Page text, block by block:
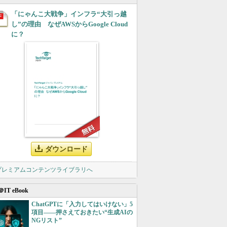
「にゃんこ大戦争」インフラ“大引っ越
し”の理由 なぜAWSからGoogle Cloud
に？
ダウンロード
レミアムコンテンツライブラリへ
IT eBook
ChatGPTに「入力してはいけない」5
項目――押さえておきたい“生成AIの
NGリスト”